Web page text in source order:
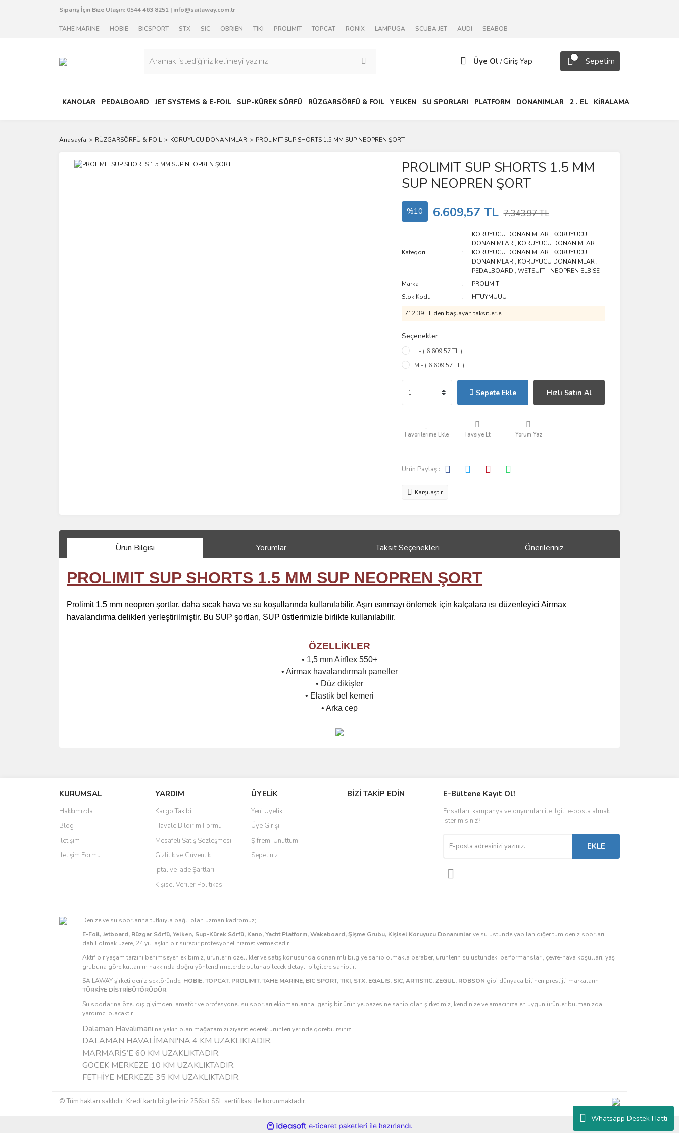
Whatsapp Destek Hattı
Sipariş İçin Bize Ulaşın: 0544 463 8251 | info@sailaway.com.tr
TAHE MARINE HOBIE BICSPORT STX SIC OBRIEN TIKI PROLIMIT TOPCAT RONIX LAMPUGA SCUBA JET AUDI SEABOB
Üye Ol /Giriş Yap Sepetim
KANOLAR PEDALBOARD JET SYSTEMS & E-FOIL SUP-KÜREK SÖRFÜ RÜZGARSÖRFÜ & FOIL YELKEN SU SPORLARI PLATFORM DONANIMLAR 2 . EL KİRALAMA
Anasayfa RÜZGARSÖRFÜ & FOIL KORUYUCU DONANIMLAR PROLIMIT SUP SHORTS 1.5 MM SUP NEOPREN ŞORT
PROLIMIT SUP SHORTS 1.5 MM
SUP NEOPREN ŞORT
%10 6.609,57 TL 7.343,97 TL
Kategori
KORUYUCU DONANIMLAR , KORUYUCU
DONANIMLAR , KORUYUCU DONANIMLAR ,
KORUYUCU DONANIMLAR , KORUYUCU
DONANIMLAR , KORUYUCU DONANIMLAR ,
PEDALBOARD ,WETSUIT - NEOPREN ELBİSE
Marka
PROLIMIT
Stok Kodu
HTUYMUUU
712,39 TL den başlayan taksitlerle!
Seçenekler
L - ( 6.609,57 TL )
M - ( 6.609,57 TL )
Sepete Ekle Hızlı Satın Al
Tavsiye Et Yorum Yaz
Ürün Paylaş :
Karşılaştır
Ürün Bilgisi Yorumlar Taksit Seçenekleri Önerileriniz
PROLIMIT SUP SHORTS 1.5 MM SUP NEOPREN ŞORT
Prolimit 1,5 mm neopren şortlar, daha sıcak hava ve su koşullarında kullanılabilir. Aşırı ısınmayı önlemek için kalçalara ısı düzenleyici Airmax
havalandırma delikleri yerleştirilmiştir. Bu SUP şortları, SUP üstlerimizle birlikte kullanılabilir.
ÖZELLİKLER
• 1,5 mm Airflex 550+
• Airmax havalandırmalı paneller
• Düz dikişler
• Elastik bel kemeri
• Arka cep
Ürün resmi kalitesiz, bozuk veya görüntülenemiyor.
Ürün açıklamasında eksik bilgiler bulunuyor.
Ürün bilgilerinde hatalar bulunuyor.
Ürün fiyatı diğer sitelerden daha pahalı.
Bu ürüne benzer farklı alternatifler olmalı.
KURUMSAL
Hakkımızda
Blog
İletişim
İletişim Formu
YARDIM
Kargo Takibi
Havale Bildirim Formu
Mesafeli Satış Sözleşmesi
Gizlilik ve Güvenlik
İptal ve İade Şartları
Kişisel Veriler Politikası
ÜYELİK
Yeni Üyelik
Üye Girişi
Şifremi Unuttum
Sepetiniz
BİZİ TAKİP EDİN E-Bültene Kayıt Ol!
Fırsatları, kampanya ve duyuruları ile ilgili e-posta almak
ister misiniz?
EKLE
Denize ve su sporlarına tutkuyla bağlı olan uzman kadromuz;
E-Foil, Jetboard, Rüzgar Sörfü, Yelken, Sup-Kürek Sörfü, Kano, Yacht Platform, Wakeboard, Şişme Grubu, Kişisel Koruyucu Donanımlarve su üstünde yapılan diğer tüm deniz sporları
dahil olmak üzere, 24 yılı aşkın bir süredir profesyonel hizmet vermektedir.
Aktif bir yaşam tarzını benimseyen ekibimiz, ürünlerin özellikler ve satış konusunda donanımlı bilgiye sahip olmakla beraber, ürünlerin su üstündeki performansları, çevre-hava koşulları, yaş
grubuna göre kullanım hakkında doğru yönlendirmelerde bulunabilecek detaylı bilgilere sahiptir.
SAILAWAY şirketi deniz sektöründe, HOBIE, TOPCAT, PROLIMIT, TAHE MARINE, BIC SPORT, TIKI, STX, EGALIS, SIC, ARTISTIC, ZEGUL, ROBSON gibi dünyaca bilinen prestijli markaların
TÜRKİYE DİSTRİBÜTÖRÜDÜR.
Su sporlarına özel dış giyimden, amatör ve profesyonel su sporları ekipmanlarına, geniş bir ürün yelpazesine sahip olan şirketimiz, kendinize ve amacınıza en uygun ürünler bulmanızda
yardımcı olacaktır.
Dalaman Havalimanı’na yakın olan mağazamızı ziyaret ederek ürünleri yerinde görebilirsiniz.
DALAMAN HAVALİMANI'NA 4 KM UZAKLIKTADIR.
MARMARİS’E 60 KM UZAKLIKTADIR.
GÖCEK MERKEZE 10 KM UZAKLIKTADIR.
FETHİYE MERKEZE 35 KM UZAKLIKTADIR.
© Tüm hakları saklıdır. Kredi kartı bilgileriniz 256bit SSL sertifikası ile korunmaktadır.
ideasoft
e-